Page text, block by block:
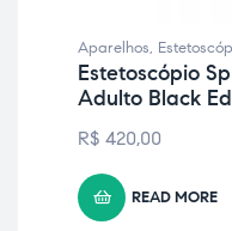
Aparelhos,
Estetoscópio
Adulto Black
R$ 420,00
READ MORE